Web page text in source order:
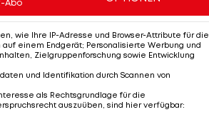
Abo
wie Ihre IP-Adresse und Browser-Attribute für die
einem Endgerät; Personalisierte Werbung und
Zielgruppenforschung sowie Entwicklung
und Identifikation durch Scannen von
als Rechtsgrundlage für die
auszuüben, sind hier verfügbar: